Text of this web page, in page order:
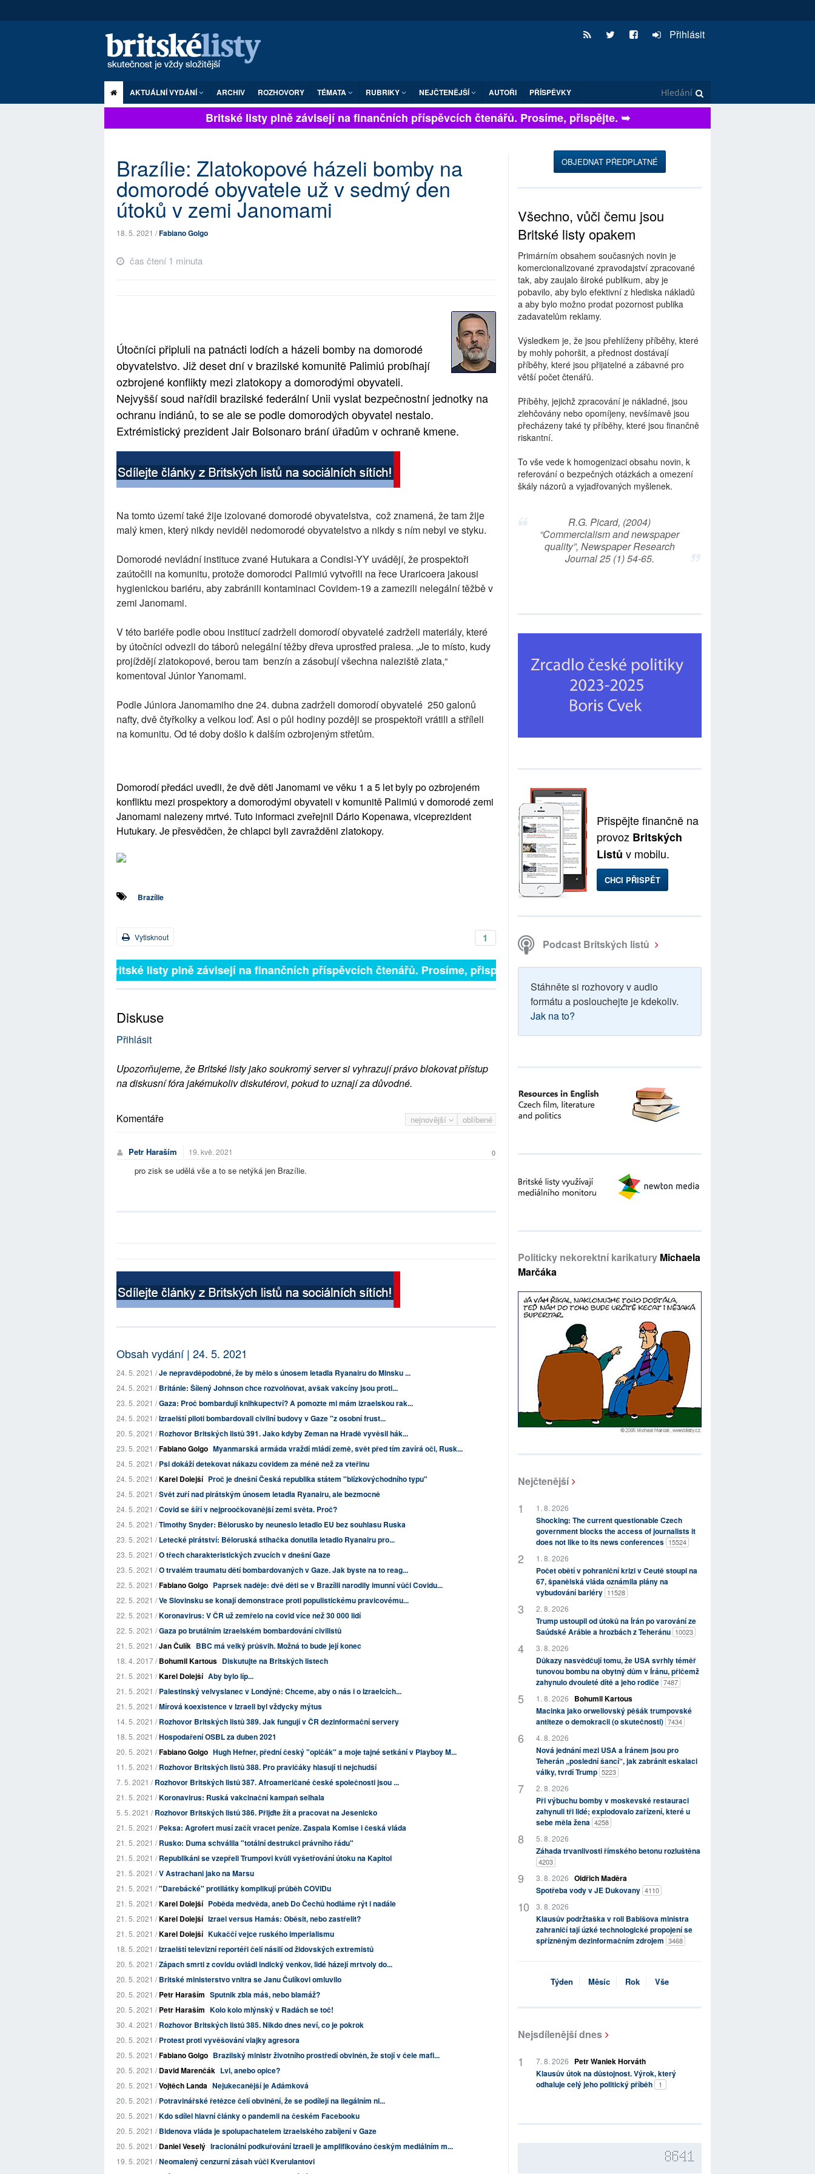
Přihlásit
AKTUÁLNÍ VYDÁNÍ ARCHIV ROZHOVORY TÉMATA RUBRIKY NEJČTENĚJŠÍ AUTOŘI PŘÍSPĚVKY
Britské listy plně závisejí na finančních příspěvcích čtenářů. Prosíme, přispějte. ➥
Brazílie: Zlatokopové házeli bomby na
domorodé obyvatele už v sedmý den
útoků v zemi Janomami
18. 5. 2021 /Fabiano Golgo
čas čtení 1 minuta
Útočníci připluli na patnácti lodích a házeli bomby na domorodé
obyvatelstvo. Již deset dní v brazilské komunitě Palimiú probíhají
ozbrojené konflikty mezi zlatokopy a domorodými obyvateli.
Nejvyšší soud nařídil brazilské federální Unii vyslat bezpečnostní jednotky na
ochranu indiánů, to se ale se podle domorodých obyvatel nestalo.
Extrémistický prezident Jair Bolsonaro brání úřadům v ochraně kmene.
Na tomto území také žije izolované domorodé obyvatelstva, což znamená, že tam žije
malý kmen, který nikdy neviděl nedomorodé obyvatelstvo a nikdy s ním nebyl ve styku.
Domorodé nevládní instituce zvané Hutukara a Condisi-YY uvádějí, že prospektoři
zaútočili na komunitu, protože domorodci Palimiú vytvořili na řece Uraricoera jakousi
hygienickou bariéru, aby zabránili kontaminaci Covidem-19 a zamezili nelegální těžbě v
zemi Janomami.
V této bariéře podle obou institucí zadrželi domorodí obyvatelé zadrželi materiály, které
by útočníci odvezli do táborů nelegální těžby dřeva uprostřed pralesa. „Je to místo, kudy
projíždějí zlatokopové, berou tam benzín a zásobují všechna naleziště zlata,“
komentoval Júnior Yanomami.
Podle Júniora Janomamiho dne 24. dubna zadrželi domorodí obyvatelé 250 galonů
nafty, dvě čtyřkolky a velkou loď. Asi o půl hodiny později se prospektoři vrátili a stříleli
na komunitu. Od té doby došlo k dalším ozbrojeným střetům.
Domorodí předáci uvedli, že dvě děti Janomami ve věku 1 a 5 let byly po ozbrojeném
konfliktu mezi prospektory a domorodými obyvateli v komunitě Palimiú v domorodé zemi
Janomami nalezeny mrtvé. Tuto informaci zveřejnil Dário Kopenawa, viceprezident
Hutukary. Je přesvědčen, že chlapci byli zavražděni zlatokopy.
Brazílie
1
Vytisknout
Britské listy plně závisejí na finančních příspěvcích čtenářů. Prosíme, přispějte. ➥
Diskuse
Přihlásit
Upozorňujeme, že Britské listy jako soukromý server si vyhrazují právo blokovat přístup
na diskusní fóra jakémukoliv diskutérovi, pokud to uznají za důvodné.
nejnovější oblíbené
Komentáře
Petr Haraším 19. kvě. 2021 0
pro zisk se udělá vše a to se netýká jen Brazílie.
Obsah vydání | 24. 5. 2021
24. 5. 2021 /Je nepravděpodobné, že by mělo s únosem letadla Ryanairu do Minsku ...
24. 5. 2021 /Británie: Šílený Johnson chce rozvolňovat, avšak vakcíny jsou proti...
23. 5. 2021 /Gaza: Proč bombardují knihkupectví? A pomozte mi mám izraelskou rak...
24. 5. 2021 /Izraelští piloti bombardovali civilní budovy v Gaze "z osobní frust...
20. 5. 2021 /Rozhovor Britských listů 391. Jako kdyby Zeman na Hradě vyvěsil hák...
23. 5. 2021 /Fabiano Golgo Myanmarská armáda vraždí mládí země, svět před tím zavírá oči, Rusk...
24. 5. 2021 /Psi dokáží detekovat nákazu covidem za méně než za vteřinu
24. 5. 2021 /Karel Dolejší Proč je dnešní Česká republika státem "blízkovýchodního typu"
24. 5. 2021 /Svět zuří nad pirátským únosem letadla Ryanairu, ale bezmocně
24. 5. 2021 /Covid se šíří v nejproočkovanější zemi světa. Proč?
24. 5. 2021 /Timothy Snyder: Bělorusko by neuneslo letadlo EU bez souhlasu Ruska
23. 5. 2021 /Letecké pirátství: Běloruská stihačka donutila letadlo Ryanairu pro...
23. 5. 2021 /O třech charakteristických zvucích v dnešní Gaze
23. 5. 2021 /O trvalém traumatu dětí bombardovaných v Gaze. Jak byste na to reag...
22. 5. 2021 /Fabiano Golgo Paprsek naděje: dvě děti se v Brazílii narodily imunní vůči Covidu...
22. 5. 2021 /Ve Slovinsku se konají demonstrace proti populistickému pravicovému...
22. 5. 2021 /Koronavirus: V ČR už zemřelo na covid více než 30 000 lidí
22. 5. 2021 /Gaza po brutálním izraelském bombardování civilistů
21. 5. 2021 /Jan Čulík BBC má velký průšvih. Možná to bude její konec
18. 4. 2017 /Bohumil Kartous Diskutujte na Britských listech
21. 5. 2021 /Karel Dolejší Aby bylo líp...
21. 5. 2021 /Palestinský velvyslanec v Londýně: Chceme, aby o nás i o Izraelcích...
21. 5. 2021 /Mírová koexistence v Izraeli byl vždycky mýtus
14. 5. 2021 /Rozhovor Britských listů 389. Jak fungují v ČR dezinformační servery
18. 5. 2021 /Hospodaření OSBL za duben 2021
20. 5. 2021 /Fabiano Golgo Hugh Hefner, přední český "opičák" a moje tajné setkání v Playboy M...
11. 5. 2021 /Rozhovor Britských listů 388. Pro pravičáky hlasují ti nejchudší
7. 5. 2021 /Rozhovor Britských listů 387. Afroameričané české společnosti jsou ...
21. 5. 2021 /Koronavirus: Ruská vakcinační kampaň selhala
5. 5. 2021 /Rozhovor Britských listů 386. Přijďte žít a pracovat na Jesenicko
21. 5. 2021 /Peksa: Agrofert musí začít vracet peníze. Zaspala Komise i česká vláda
21. 5. 2021 /Rusko: Duma schválila "totální destrukci právního řádu"
21. 5. 2021 /Republikáni se vzepřeli Trumpovi kvůli vyšetřování útoku na Kapitol
21. 5. 2021 /V Astrachani jako na Marsu
21. 5. 2021 /"Darebácké" protilátky komplikují průběh COVIDu
21. 5. 2021 /Karel Dolejší Poběda medvěda, aneb Do Čechů hodláme rýt i nadále
21. 5. 2021 /Karel Dolejší Izrael versus Hamás: Oběsit, nebo zastřelit?
21. 5. 2021 /Karel Dolejší Kukaččí vejce ruského imperialismu
18. 5. 2021 /Izraelští televizní reportéři čelí násilí od židovských extremistů
20. 5. 2021 /Zápach smrti z covidu ovládl indický venkov, lidé házejí mrtvoly do...
20. 5. 2021 /Britské ministerstvo vnitra se Janu Čulíkovi omluvilo
20. 5. 2021 /Petr Haraším Sputnik zbla máš, nebo blamáž?
20. 5. 2021 /Petr Haraším Kolo kolo mlýnský v Radách se toč!
30. 4. 2021 /Rozhovor Britských listů 385. Nikdo dnes neví, co je pokrok
20. 5. 2021 /Protest proti vyvěšování vlajky agresora
20. 5. 2021 /Fabiano Golgo Brazilský ministr životního prostředí obviněn, že stojí v čele mafi...
20. 5. 2021 /David Marenčák Lvi, anebo opice?
20. 5. 2021 /Vojtěch Landa Nejukecanější je Adámková
20. 5. 2021 /Potravinářské řetězce čelí obvinění, že se podílejí na ilegálním ni...
20. 5. 2021 /Kdo sdílel hlavní články o pandemii na českém Facebooku
20. 5. 2021 /Bidenova vláda je spolupachatelem izraelského zabíjení v Gaze
20. 5. 2021 /Daniel Veselý Iracionální podkuřování Izraeli je amplifikováno českým mediálním m...
19. 5. 2021 /Neomalený cenzurní zásah vůči Kverulantovi
OBJEDNAT PŘEDPLATNÉ
Všechno, vůči čemu jsou
Britské listy opakem
Primárním obsahem současných novin je
komercionalizované zpravodajství zpracované
tak, aby zaujalo široké publikum, aby je
pobavilo, aby bylo efektivní z hlediska nákladů
a aby bylo možno prodat pozornost publika
zadavatelům reklamy.
Výsledkem je, že jsou přehlíženy příběhy, které
by mohly pohoršit, a přednost dostávají
příběhy, které jsou přijatelné a zábavné pro
větší počet čtenářů.
Příběhy, jejichž zpracování je nákladné, jsou
zlehčovány nebo opomíjeny, nevšímavě jsou
přecházeny také ty příběhy, které jsou finančně
riskantní.
To vše vede k homogenizaci obsahu novin, k
referování o bezpečných otázkách a omezení
škály názorů a vyjadřovaných myšlenek.
R.G. Picard, (2004)
“Commercialism and newspaper
quality”, Newspaper Research
Journal 25 (1) 54-65.
Přispějte finančně na
provoz Britských
Listů v mobilu.
CHCI PŘISPĚT
Podcast Britských listů
Stáhněte si rozhovory v audio
formátu a poslouchejte je kdekoliv.
Jak na to?
Politicky nekorektní karikatury Michaela
Marčáka
Nejčtenější
1. 8. 2026
Shocking: The current questionable Czech
government blocks the access of journalists it
does not like to its news conferences 15524
1. 8. 2026
Počet obětí v pohraniční krizi v Ceutě stoupl na
67, španělská vláda oznámila plány na
vybudování bariéry 11528
2. 8. 2026
Trump ustoupil od útoků na Írán po varování ze
Saúdské Arábie a hrozbách z Teheránu 10023
3. 8. 2026
Důkazy nasvědčují tomu, že USA svrhly téměř
tunovou bombu na obytný dům v Íránu, přičemž
zahynulo dvouleté dítě a jeho rodiče 7487
1. 8. 2026
Bohumil Kartous
Macinka jako orwellovský pěšák trumpovské
antiteze o demokracii (o skutečnosti) 7434
4. 8. 2026
Nová jednání mezi USA a Íránem jsou pro
Teherán „poslední šancí“, jak zabránit eskalaci
války, tvrdí Trump 5223
2. 8. 2026
Při výbuchu bomby v moskevské restauraci
zahynuli tři lidé; explodovalo zařízení, které u
sebe měla žena 4258
5. 8. 2026
Záhada trvanlivosti římského betonu rozluštěna
4203
3. 8. 2026 Oldřich Maděra
Spotřeba vody v JE Dukovany 4110
3. 8. 2026
Klausův podržtaška v roli Babišova ministra
zahraničí tají úzké technologické propojení se
spřízněným dezinformačním zdrojem 3468
Týden Měsíc Rok Vše
Nejsdílenější dnes
7. 8. 2026
Petr Waniek Horváth
Klausův útok na důstojnost. Výrok, který
odhaluje celý jeho politický příběh
1
8641